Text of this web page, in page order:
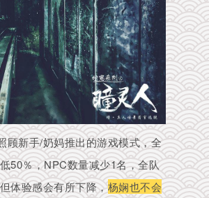
顾新手/奶妈推出的游戏模式，全
50％，NPC数量减少1名，全队
体验感会有所下降，杨娴也不会